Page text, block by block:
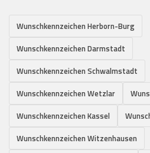
Wunschkennzeichen Herborn-Burg
Wunschkennzeichen Darmstadt
Wunschkennzeichen Schwalmstadt
Wunschkennzeichen Wetzlar
Wunschkennzeichen Kassel
Wunschkennzeichen Witzenhausen